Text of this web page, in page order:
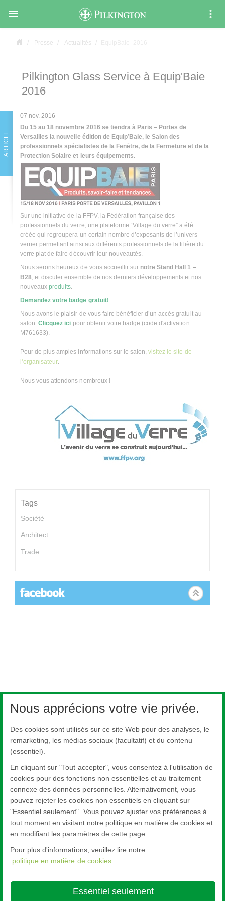

Presse Actualités
Pilkington Glass Service à Equip'Baie
2016
ARTICLE
07 nov. 2016
Du 15 au 18 novembre 2016 se tiendra à Paris – Portes de
Versailles la nouvelle édition de Equip’Baie, le Salon des
professionnels spécialistes de la Fenêtre, de la Fermeture et de la
Protection Solaire et leurs équipements.
Sur une initiative de la FFPV, la Fédération française des
professionnels du verre, une plateforme “Village du verre” a été
créée qui regroupera un certain nombre d’exposants de l’univers
verrier permettant ainsi aux différents professionnels de la filière du
verre plat de faire découvrir leur nouveautés.
Nous serons heureux de vous accueillir sur notre Stand Hall 1 –
B28, et discuter ensemble de nos derniers développements et nos
nouveauxproduits.
Demandez votre badge gratuit!
Nous avons le plaisir de vous faire bénéficier d’un accès gratuit au
salon.Clicquez ici pour obtenir votre badge (code d'activation :
M761633).
Pour de plus amples informations sur le salon,visitez le site de
l’organisateur.
Nous vous attendons nombreux !
Tags
Société
Architect
Trade
Head Office - 3-5-27 Mita Minato-ku Tokyo
Nous apprécions votre vie privée.
Des cookies sont utilisés sur ce site Web pour des analyses, le
remarketing, les médias sociaux (facultatif) et du contenu
(essentiel).
En cliquant sur "Tout accepter", vous consentez à l'utilisation de
cookies pour des fonctions non essentielles et au traitement
connexe des données personnelles. Alternativement, vous
pouvez rejeter les cookies non essentiels en cliquant sur
"Essentiel seulement". Vous pouvez ajuster vos préférences à
tout moment en visitant notre politique en matière de cookies et
en modifiant les paramètres de cette page.
Pour plus d'informations, veuillez lire notre
politique en matière de cookies
Essentiel seulement